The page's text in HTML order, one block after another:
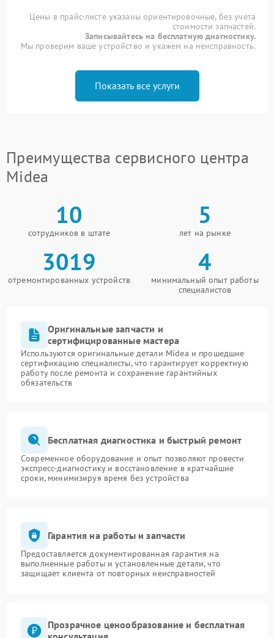
Цены в прайс-листе указаны ориентировочные, без учета
стоимости запчастей.
Записывайтесь на бесплатную диагностику.
Мы проверим ваше устройство и укажем на неисправность.
Показать все услуги
Преимущества сервисного центра
Midea
10
сотрудников в штате
5
лет на рынке
3019
отремонтированных устройств
4
минимальный опыт работы
специалистов
Оригинальные запчасти и
сертифицированные мастера
Используются оригинальные детали Midea и прошедшие
сертификацию специалисты, что гарантирует корректную
работу после ремонта и сохранение гарантийных
обязательств
Бесплатная диагностика и быстрый ремонт
Современное оборудование и опыт позволяют провести
экспресс-диагностику и восстановление в кратчайшие
сроки, минимизируя время без устройства
Гарантия на работы и запчасти
Предоставляется документированная гарантия на
выполненные работы и установленные детали, что
защищает клиента от повторных неисправностей
Прозрачное ценообразование и бесплатная